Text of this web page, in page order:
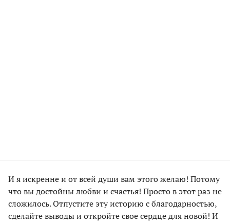
И я искренне и от всей души вам этого желаю! Потому
что вы достойны любви и счастья! Просто в этот раз не
сложилось. Отпустите эту историю с благодарностью,
сделайте выводы и откройте свое сердце для новой! И